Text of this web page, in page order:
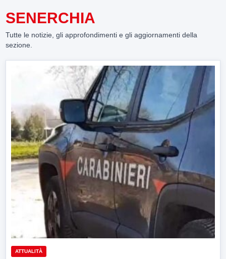
SENERCHIA
Tutte le notizie, gli approfondimenti e gli aggiornamenti della
sezione.
ATTUALITÀ